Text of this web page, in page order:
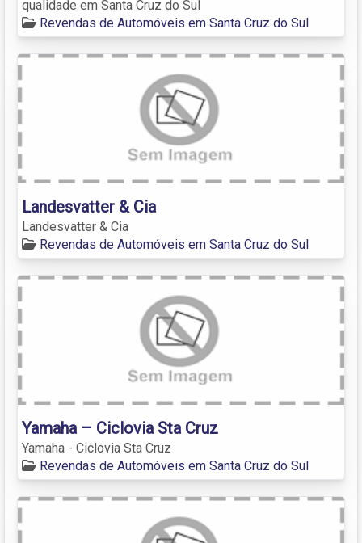
qualidade em Santa Cruz do Sul
Revendas de Automóveis em Santa Cruz do Sul
Landesvatter & Cia
Landesvatter & Cia
Revendas de Automóveis em Santa Cruz do Sul
Yamaha – Ciclovia Sta Cruz
Yamaha - Ciclovia Sta Cruz
Revendas de Automóveis em Santa Cruz do Sul